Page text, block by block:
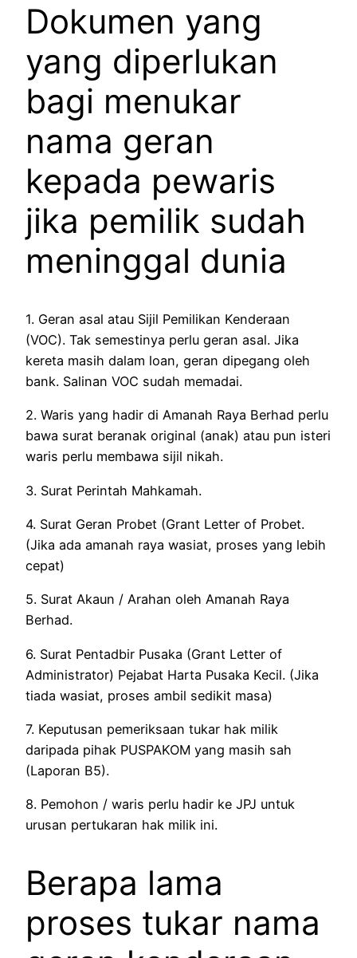
Dokumen yang
yang diperlukan
bagi menukar
nama geran
kepada pewaris
jika pemilik sudah
meninggal dunia
1. Geran asal atau Sijil Pemilikan Kenderaan
(VOC). Tak semestinya perlu geran asal. Jika
kereta masih dalam loan, geran dipegang oleh
bank. Salinan VOC sudah memadai.
2. Waris yang hadir di Amanah Raya Berhad perlu
bawa surat beranak original (anak) atau pun isteri
waris perlu membawa sijil nikah.
3. Surat Perintah Mahkamah.
4. Surat Geran Probet (Grant Letter of Probet.
(Jika ada amanah raya wasiat, proses yang lebih
cepat)
5. Surat Akaun / Arahan oleh Amanah Raya
Berhad.
6. Surat Pentadbir Pusaka (Grant Letter of
Administrator) Pejabat Harta Pusaka Kecil. (Jika
tiada wasiat, proses ambil sedikit masa)
7. Keputusan pemeriksaan tukar hak milik
daripada pihak PUSPAKOM yang masih sah
(Laporan B5).
8. Pemohon / waris perlu hadir ke JPJ untuk
urusan pertukaran hak milik ini.
Berapa lama
proses tukar nama